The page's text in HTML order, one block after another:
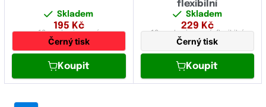
Skladem
195 Kč
12 mmlaminovaná
Černý tisk
Koupit
flexibilní
Skladem
229 Kč
12 mmlaminovaná,flexibilní
Černý tisk
Koupit